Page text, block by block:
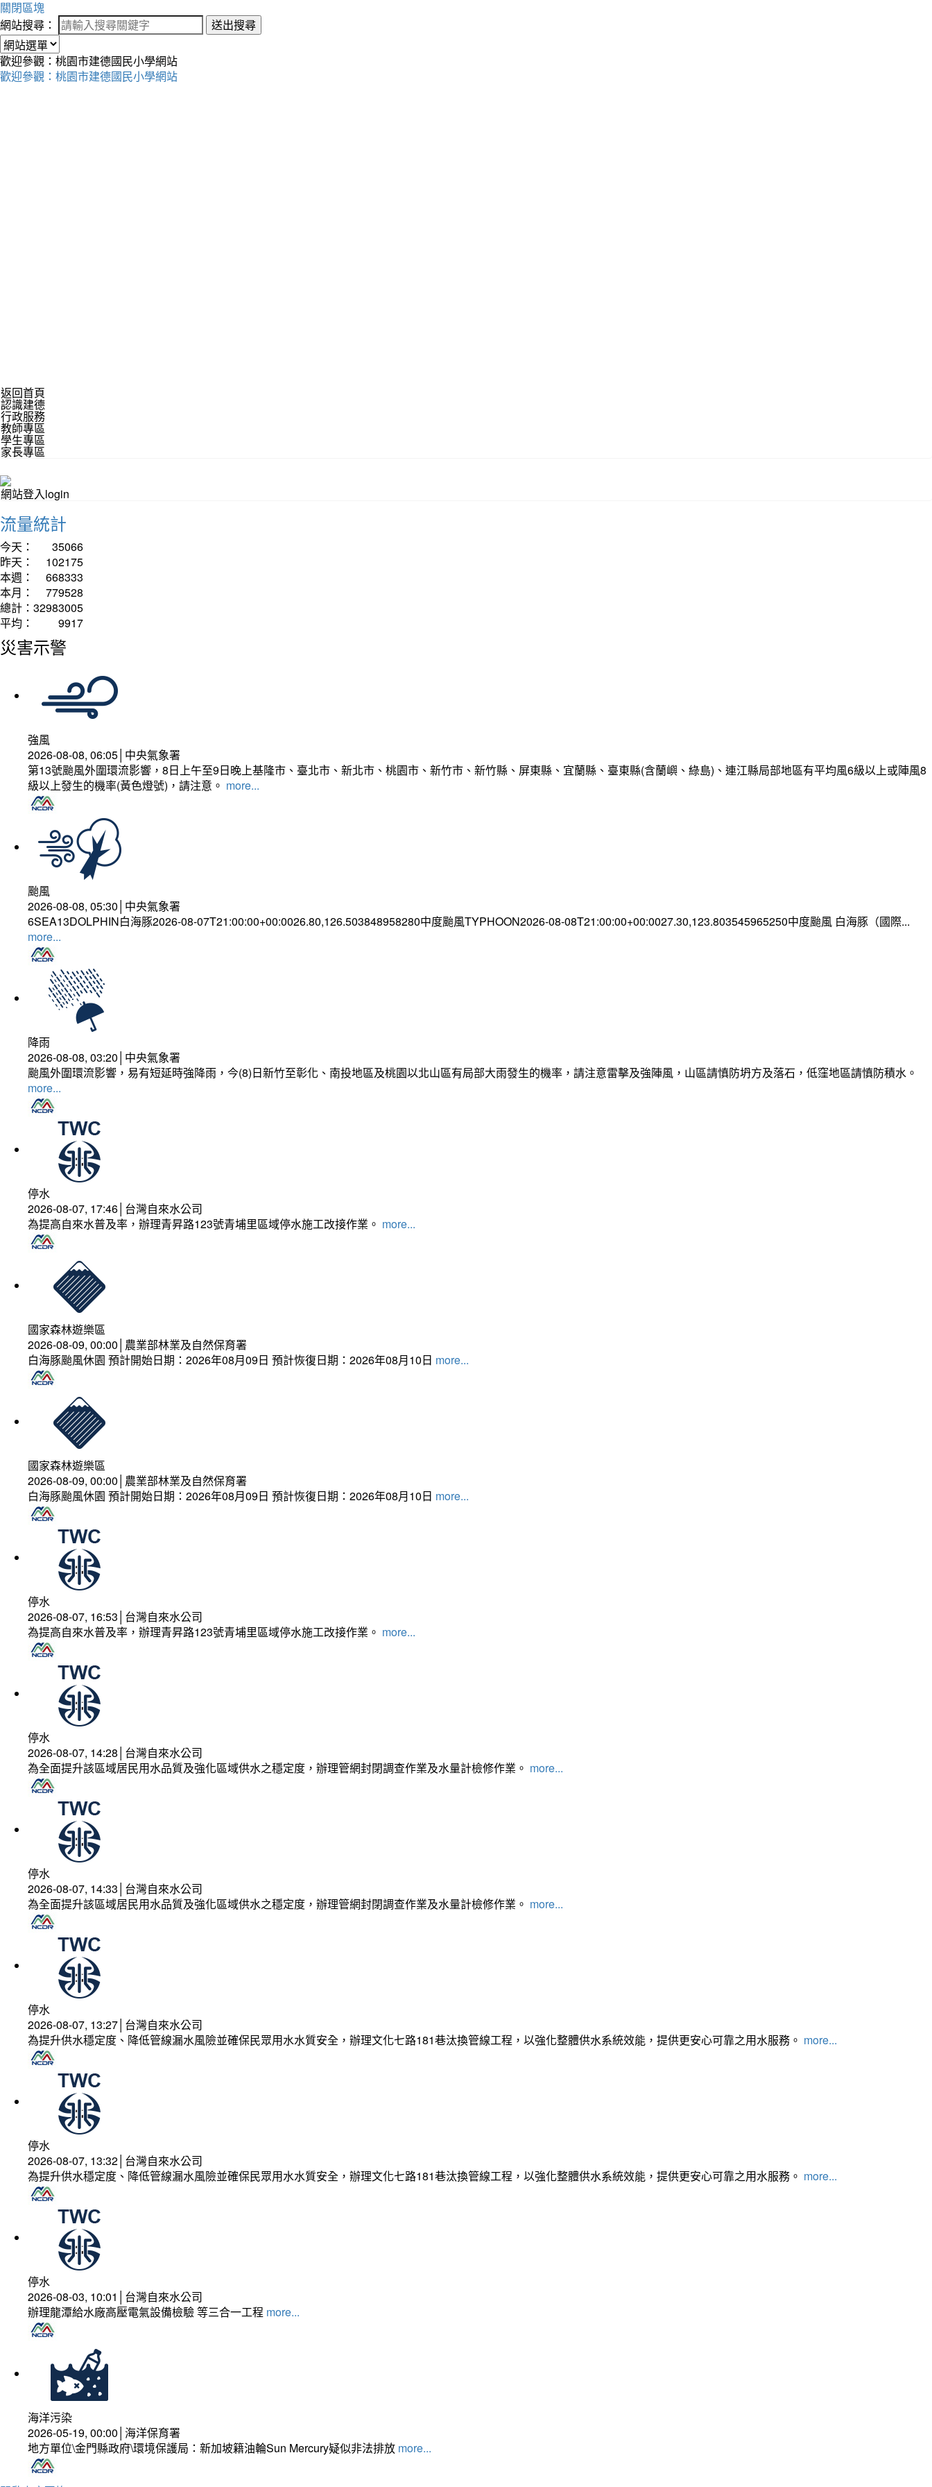
關閉區塊
網站搜尋：
送出搜尋
歡迎參觀：桃園市建德國民小學網站
歡迎參觀：桃園市建德國民小學網站
返回首頁
認識建德
行政服務
教師專區
學生專區
家長專區
網站登入login
流量統計
今天：
35066
昨天：
102175
本週：
668333
本月：
779528
總計： 32983005
平均：
9917
災害示警
強風
2026-08-08, 06:05│中央氣象署
第13號颱風外圍環流影響，8日上午至9日晚上基隆市、臺北市、新北市、桃園市、新竹市、新竹縣、屏東縣、宜蘭縣、臺東縣(含蘭嶼、綠島)、連江縣局部地區有平均風6級以上或陣風8
級以上發生的機率(黃色燈號)，請注意。 more...
颱風
2026-08-08, 05:30│中央氣象署
6SEA13DOLPHIN白海豚2026-08-07T21:00:00+00:0026.80,126.503848958280中度颱風TYPHOON2026-08-08T21:00:00+00:0027.30,123.803545965250中度颱風 白海豚（國際...
more...
降雨
2026-08-08, 03:20│中央氣象署
颱風外圍環流影響，易有短延時強降雨，今(8)日新竹至彰化、南投地區及桃園以北山區有局部大雨發生的機率，請注意雷擊及強陣風，山區請慎防坍方及落石，低窪地區請慎防積水。
more...
停水
2026-08-07, 17:46│台灣自來水公司
為提高自來水普及率，辦理青昇路123號青埔里區域停水施工改接作業。 more...
國家森林遊樂區
2026-08-09, 00:00│農業部林業及自然保育署
白海豚颱風休園 預計開始日期：2026年08月09日 預計恢復日期：2026年08月10日 more...
國家森林遊樂區
2026-08-09, 00:00│農業部林業及自然保育署
白海豚颱風休園 預計開始日期：2026年08月09日 預計恢復日期：2026年08月10日 more...
停水
2026-08-07, 16:53│台灣自來水公司
為提高自來水普及率，辦理青昇路123號青埔里區域停水施工改接作業。 more...
停水
2026-08-07, 14:28│台灣自來水公司
為全面提升該區域居民用水品質及強化區域供水之穩定度，辦理管網封閉調查作業及水量計檢修作業。 more...
停水
2026-08-07, 14:33│台灣自來水公司
為全面提升該區域居民用水品質及強化區域供水之穩定度，辦理管網封閉調查作業及水量計檢修作業。 more...
停水
2026-08-07, 13:27│台灣自來水公司
為提升供水穩定度、降低管線漏水風險並確保民眾用水水質安全，辦理文化七路181巷汰換管線工程，以強化整體供水系統效能，提供更安心可靠之用水服務。 more...
停水
2026-08-07, 13:32│台灣自來水公司
為提升供水穩定度、降低管線漏水風險並確保民眾用水水質安全，辦理文化七路181巷汰換管線工程，以強化整體供水系統效能，提供更安心可靠之用水服務。 more...
停水
2026-08-03, 10:01│台灣自來水公司
辦理龍潭給水廠高壓電氣設備檢驗 等三合一工程 more...
海洋污染
2026-05-19, 00:00│海洋保育署
地方單位\金門縣政府\環境保護局：新加坡籍油輪Sun Mercury疑似非法排放 more...